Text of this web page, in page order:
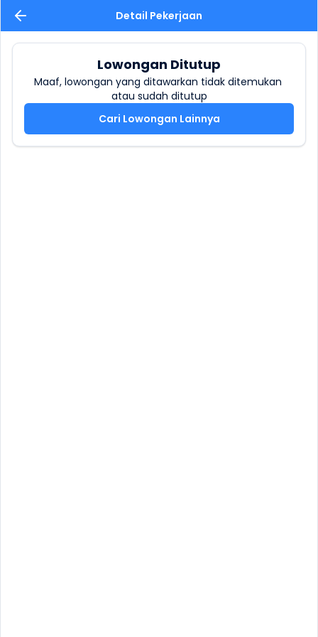
Detail Pekerjaan
Lowongan Ditutup
Maaf, lowongan yang ditawarkan tidak ditemukan
atau sudah ditutup
Cari Lowongan Lainnya